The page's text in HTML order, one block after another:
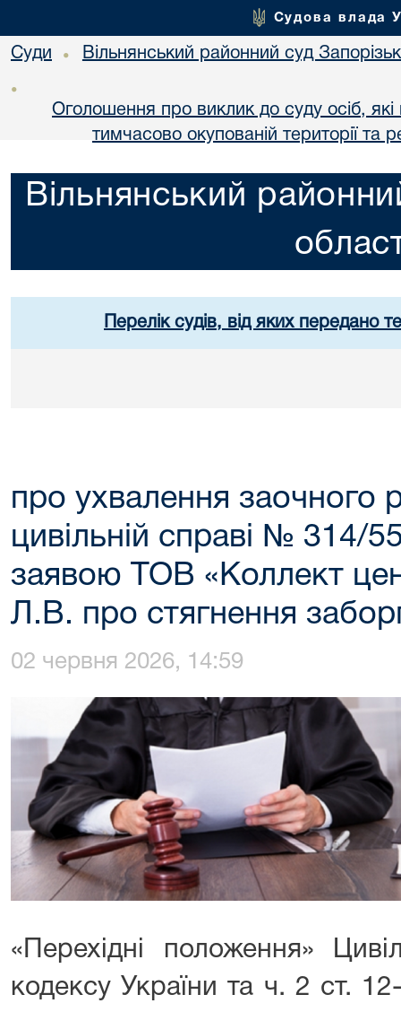
Судова влада
Суди • Вільнянський районний суд
•
Оголошення про виклик до суду осіб,
тимчасово окупованій території та
Вільнянський
Перелік судів, від яких передано
про ухвалення заочного
цивільній справі № 314/
заявою ТОВ «Коллект
Л.В. про стягнення
02 червня 2026, 14:59
«Перехідні положення»
кодексу України та ч. 2 ст.